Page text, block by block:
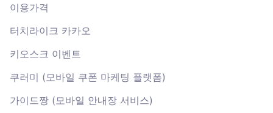
이용가격
터치라이크 카카오
키오스크 이벤트
쿠러미 (모바일 쿠폰 마케팅 플랫폼)
가이드짱 (모바일 안내장 서비스)